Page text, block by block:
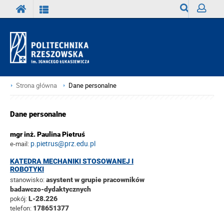
Strona główna Dane personalne
Dane personalne
mgr inż. Paulina Pietruś
e-mail: p.pietrus@prz.edu.pl
KATEDRA MECHANIKI STOSOWANEJ I
ROBOTYKI
stanowisko:asystent w grupie pracowników
badawczo-dydaktycznych
pokój:L-28.226
telefon: 178651377